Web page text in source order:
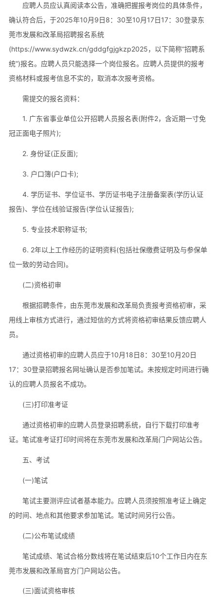
应聘人员应认真阅读本公告，准确把握报考岗位的具体条件，
确认符合后，于2025年10月9日8：30至10月17日17：30登录东
莞市发展和改革局招聘报名系统
(https://www.sydwzk.cn/gddgfgjgkzp2025，以下简称“招聘系
统”)报名。应聘人员只能选择一个岗位报名。应聘人员提供的报考
资格材料或报考信息不实的，取消本次报考资格。
需提交的报名资料：
1. 广东省事业单位公开招聘人员报名表(附件2，含近期一寸免
冠正面电子照片);
2. 身份证(正反面);
3. 户口簿(户口卡);
4. 学历证书、学位证书、学历证书电子注册备案表(学历认证
报告)、学位在线验证报告(学位认证报告);
5. 专业技术职称证书;
6. 2年以上工作经历的证明资料(包括社保缴费证明及与参保单
位一致的劳动合同)。
(二)资格初审
根据招聘条件，由东莞市发展和改革局负责报考资格初审，采
用线上审核方式进行，通过短信的方式将资格初审结果反馈应聘人
员。
通过资格初审的应聘人员应于10月18日8：30至10月20日
17：30登录招聘报名网址确认是否参加笔试。未按规定时间进行确
认的应聘人员报名不成功。
(三)打印准考证
通过资格初审的应聘人员登录招聘系统，自行下载打印准考
证。笔试准考证打印时间将在东莞市发展和改革局门户网站公告。
五、考试
(一)笔试
笔试主要测评应试者基本能力。应聘人员须按照准考证上确定
的时间、地点和其他要求参加笔试。笔试时间另行公告。
(二)公布笔试成绩
笔试成绩、笔试合格分数线将在笔试结束后10个工作日内在东
莞市发展和改革局官方门户网站公告。
(三)面试资格审核